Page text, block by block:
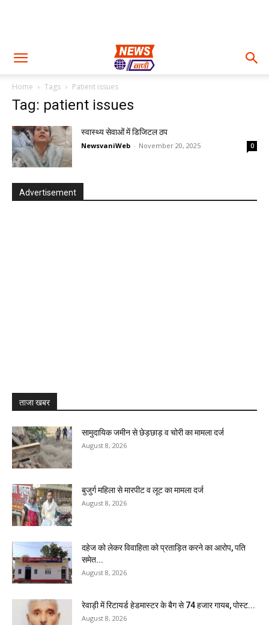
Home Tags Patient issues
Tag: patient issues
स्वास्थ्य सेवाओं में डिजिटल ठप
NewsvaniWeb - November 20, 2025 0
Advertisement
ताजा खबर
सामुदायिक जमीन से छेड़छाड़ व चोरी का मामला दर्ज
August 8, 2026
बुजुर्ग महिला से मारपीट व लूट का मामला दर्ज
August 8, 2026
दहेज को लेकर विवाहिता को प्रताड़ित करने का आरोप, पति
समेत...
August 8, 2026
रेवाड़ी में रिटायर्ड हेडमास्टर के बैग से ₹74 हजार गायब, पोस्ट...
August 8, 2026